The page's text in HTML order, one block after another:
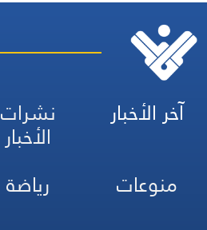
آخر الأخبار نشرات
الأخبار
منوعات
رياضة